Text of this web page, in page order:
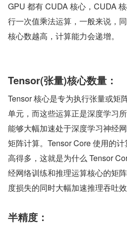
GPU 都有 CUDA 核心，CUDA
行一次值乘法运算，一般来说，
核心数越高，计算能力会递增。
Tensor(张量)核心数量：
Tensor 核心是专为执行张量或矩
单元，而这些运算正是深度学习
能够大幅加速处于深度学习神经
矩阵计算。Tensor Core 使用的
高得多，这就是为什么 Tensor
经网络训练和推理运算核心的矩
度损失的同时大幅加速推理吞吐效
半精度：